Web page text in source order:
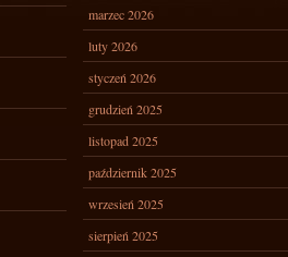
marzec 2026
luty 2026
styczeń 2026
grudzień 2025
listopad 2025
październik 2025
wrzesień 2025
sierpień 2025